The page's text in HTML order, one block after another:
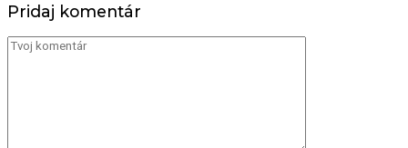
Pridaj komentár